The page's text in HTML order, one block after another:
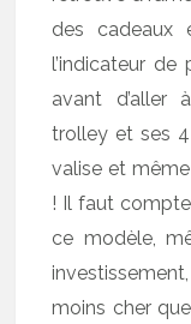
des cadeaux
l’indicateur
avant d’aller
trolley et ses
valise et
! Il faut
ce modèle,
moins cher